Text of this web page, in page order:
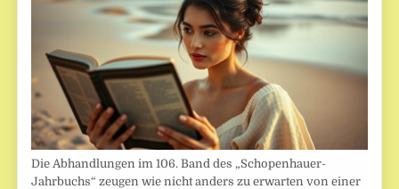
Die Abhandlungen im 106. Band des „Schopenhauer-
Jahrbuchs“ zeugen wie nicht anders zu erwarten von einer